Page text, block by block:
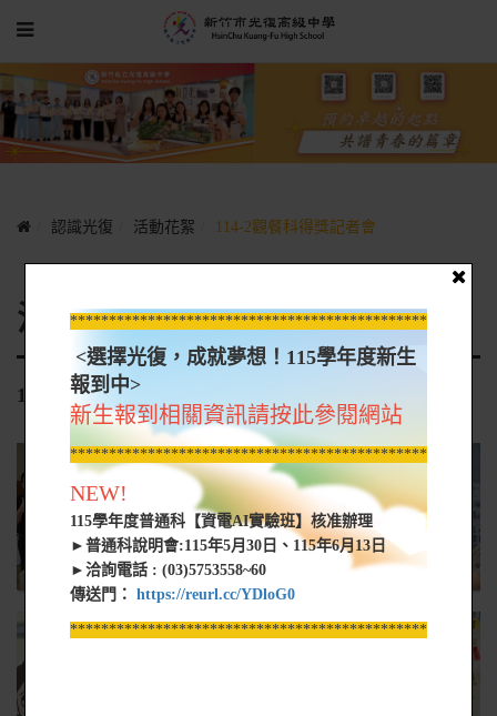
認識光復 活動花絮 114-2觀餐科得獎記者會
活動花絮
114-2觀餐科得獎記者會
*****************************************************
<選擇光復，成就夢想！115學年度新生
報到中>
新生報到相關資訊請按此參閱網站
*****************************************************
NEW!
115學年度普通科【資電AI實驗班】核准辦理
►普通科說明會:115年5月30日、115年6月13日
►洽詢電話 : (03)5753558~60
傳送門： https://reurl.cc/YDloG0
*****************************************************